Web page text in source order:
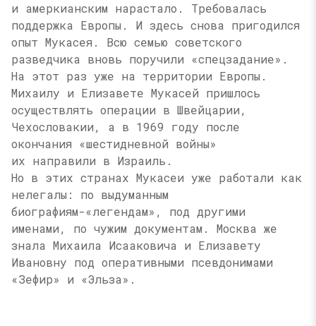
и амеркианским нарастало. Требовалась
поддержка Европы. И здесь снова пригодился
опыт Мукасея. Всю семью советского
разведчика вновь поручили «спецзадание».
На этот раз уже на территории Европы.
Михаилу и Елизавете Мукасей пришлось
осуществлять операции в Швейцарии,
Чехословакии, а в 1969 году после
окончания «шестидневной войны»
их направили в Израиль.
Но в этих странах Мукасеи уже работали как
нелегалы: по выдуманным
биографиям-«легендам», под другими
именами, по чужим документам. Москва же
знала Михаила Исааковича и Елизавету
Ивановну под оперативными псевдонимами
«Зефир» и «Эльза».